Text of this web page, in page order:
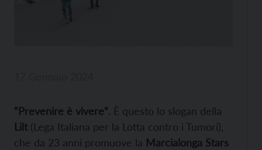
“Prevenire è vivere”. È questo lo slogan della
Lilt(Lega Italiana per la Lotta contro i Tumori),
che da 23 anni promuove la Marcialonga Stars